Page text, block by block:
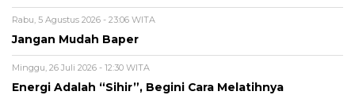
Rabu, 5 Agustus 2026 - 23:06 WITA
Jangan Mudah Baper
Minggu, 26 Juli 2026 - 12:30 WITA
Energi Adalah “Sihir”, Begini Cara Melatihnya